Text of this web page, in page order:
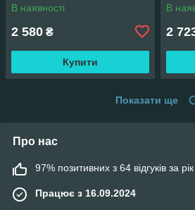
В наявності
2 580 ₴
Купити
В
2
Показати ще
Про нас
97% позитивних з 64 відгуків за рік
Працює з 16.09.2024